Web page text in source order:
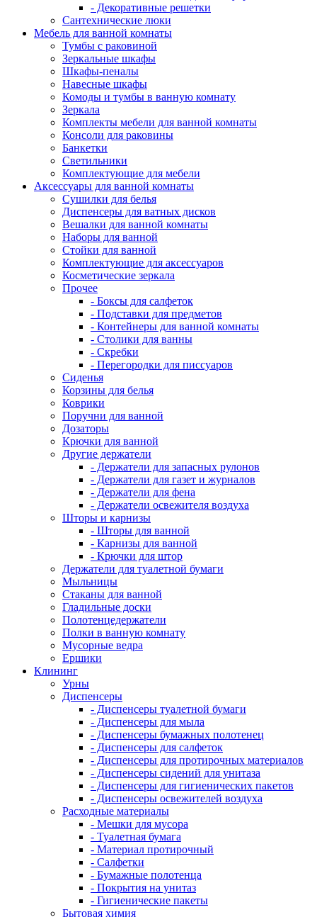
- Декоративные решетки
Сантехнические люки
Мебель для ванной комнаты
Тумбы с раковиной
Зеркальные шкафы
Шкафы-пеналы
Навесные шкафы
Комоды и тумбы в ванную комнату
Зеркала
Комплекты мебели для ванной комнаты
Консоли для раковины
Банкетки
Светильники
Комплектующие для мебели
Аксессуары для ванной комнаты
Сушилки для белья
Диспенсеры для ватных дисков
Вешалки для ванной комнаты
Наборы для ванной
Стойки для ванной
Комплектующие для аксессуаров
Косметические зеркала
Прочее
- Боксы для салфеток
- Подставки для предметов
- Контейнеры для ванной комнаты
- Столики для ванны
- Скребки
- Перегородки для писсуаров
Сиденья
Корзины для белья
Коврики
Поручни для ванной
Дозаторы
Крючки для ванной
Другие держатели
- Держатели для запасных рулонов
- Держатели для газет и журналов
- Держатели для фена
- Держатели освежителя воздуха
Шторы и карнизы
- Шторы для ванной
- Карнизы для ванной
- Крючки для штор
Держатели для туалетной бумаги
Мыльницы
Стаканы для ванной
Гладильные доски
Полотенцедержатели
Полки в ванную комнату
Мусорные ведра
Ершики
Клининг
Урны
Диспенсеры
- Диспенсеры туалетной бумаги
- Диспенсеры для мыла
- Диспенсеры бумажных полотенец
- Диспенсеры для салфеток
- Диспенсеры для протирочных материалов
- Диспенсеры сидений для унитаза
- Диспенсеры для гигиенических пакетов
- Диспенсеры освежителей воздуха
Расходные материалы
- Мешки для мусора
- Туалетная бумага
- Материал протирочный
- Салфетки
- Бумажные полотенца
- Покрытия на унитаз
- Гигиенические пакеты
Бытовая химия